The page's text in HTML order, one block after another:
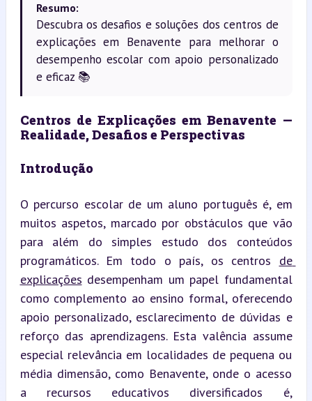
Resumo:
Descubra os desafios e soluções dos centros de
explicações em Benavente para melhorar o
desempenho escolar com apoio personalizado
e eficaz 📚
Centros de Explicações em Benavente —
Realidade, Desafios e Perspectivas
Introdução
O percurso escolar de um aluno português é, em
muitos aspetos, marcado por obstáculos que vão
para além do simples estudo dos conteúdos
programáticos. Em todo o país, os centros de
explicações desempenham um papel fundamental
como complemento ao ensino formal, oferecendo
apoio personalizado, esclarecimento de dúvidas e
reforço das aprendizagens. Esta valência assume
especial relevância em localidades de pequena ou
média dimensão, como Benavente, onde o acesso
a recursos educativos diversificados é,